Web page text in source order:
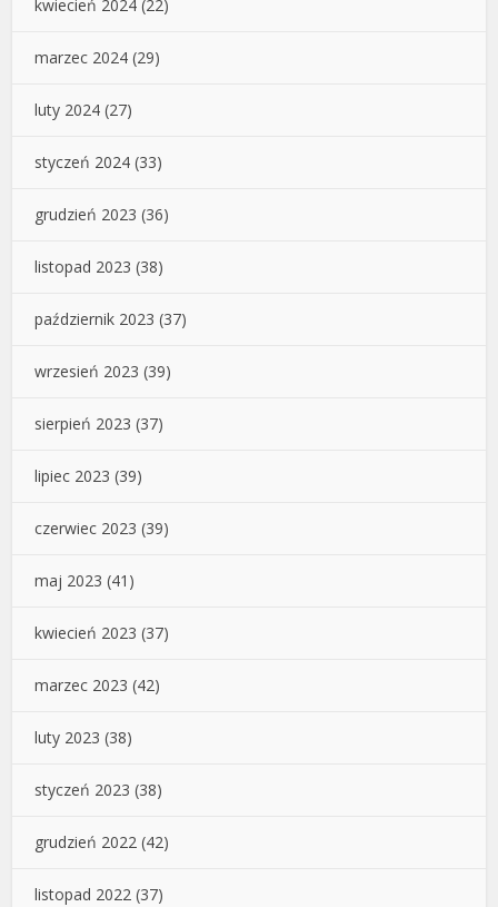
kwiecień 2024 (22)
marzec 2024 (29)
luty 2024 (27)
styczeń 2024 (33)
grudzień 2023 (36)
listopad 2023 (38)
październik 2023 (37)
wrzesień 2023 (39)
sierpień 2023 (37)
lipiec 2023 (39)
czerwiec 2023 (39)
maj 2023 (41)
kwiecień 2023 (37)
marzec 2023 (42)
luty 2023 (38)
styczeń 2023 (38)
grudzień 2022 (42)
listopad 2022 (37)